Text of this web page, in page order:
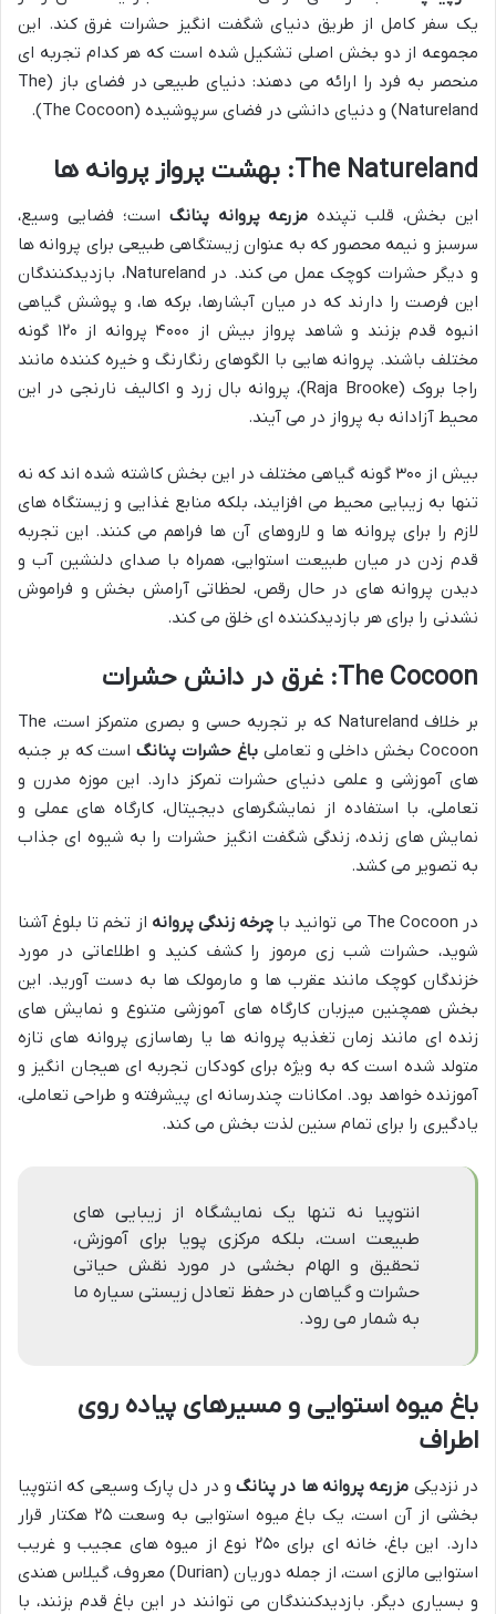
یک سفر کامل از طریق دنیای شگفت انگیز حشرات غرق کند. این
مجموعه از دو بخش اصلی تشکیل شده است که هر کدام تجربه ای
منحصر به فرد را ارائه می دهند: دنیای طبیعی در فضای باز (The
Natureland) و دنیای دانشی در فضای سرپوشیده (The Cocoon).
The Natureland: بهشت پرواز پروانه ها
این بخش، قلب تپنده مزرعه پروانه پنانگ است؛ فضایی وسیع،
سرسبز و نیمه محصور که به عنوان زیستگاهی طبیعی برای پروانه ها
و دیگر حشرات کوچک عمل می کند. در Natureland، بازدیدکنندگان
این فرصت را دارند که در میان آبشارها، برکه ها، و پوشش گیاهی
انبوه قدم بزنند و شاهد پرواز بیش از ۴۰۰۰ پروانه از ۱۲۰ گونه
مختلف باشند. پروانه هایی با الگوهای رنگارنگ و خیره کننده مانند
راجا بروک (Raja Brooke)، پروانه بال زرد و اکالیف نارنجی در این
محیط آزادانه به پرواز در می آیند.
بیش از ۳۰۰ گونه گیاهی مختلف در این بخش کاشته شده اند که نه
تنها به زیبایی محیط می افزایند، بلکه منابع غذایی و زیستگاه های
لازم را برای پروانه ها و لاروهای آن ها فراهم می کنند. این تجربه
قدم زدن در میان طبیعت استوایی، همراه با صدای دلنشین آب و
دیدن پروانه های در حال رقص، لحظاتی آرامش بخش و فراموش
نشدنی را برای هر بازدیدکننده ای خلق می کند.
The Cocoon: غرق در دانش حشرات
بر خلاف Natureland که بر تجربه حسی و بصری متمرکز است، The
Cocoon بخش داخلی و تعاملی
باغ حشرات پنانگاست که بر جنبه
های آموزشی و علمی دنیای حشرات تمرکز دارد. این موزه مدرن و
تعاملی، با استفاده از نمایشگرهای دیجیتال، کارگاه های عملی و
نمایش های زنده، زندگی شگفت انگیز حشرات را به شیوه ای جذاب
به تصویر می کشد.
در The Cocoon می توانید با چرخه زندگی پروانه از تخم تا بلوغ آشنا
شوید، حشرات شب زی مرموز را کشف کنید و اطلاعاتی در مورد
خزندگان کوچک مانند عقرب ها و مارمولک ها به دست آورید. این
بخش همچنین میزبان کارگاه های آموزشی متنوع و نمایش های
زنده ای مانند زمان تغذیه پروانه ها یا رهاسازی پروانه های تازه
متولد شده است که به ویژه برای کودکان تجربه ای هیجان انگیز و
آموزنده خواهد بود. امکانات چندرسانه ای پیشرفته و طراحی تعاملی،
یادگیری را برای تمام سنین لذت بخش می کند.
انتوپیا نه تنها یک نمایشگاه از زیبایی های
طبیعت است، بلکه مرکزی پویا برای آموزش،
تحقیق و الهام بخشی در مورد نقش حیاتی
حشرات و گیاهان در حفظ تعادل زیستی سیاره ما
به شمار می رود.
باغ میوه استوایی و مسیرهای پیاده روی
اطراف
در نزدیکی مزرعه پروانه ها در پنانگو در دل پارک وسیعی که انتوپیا
بخشی از آن است، یک باغ میوه استوایی به وسعت ۲۵ هکتار قرار
دارد. این باغ، خانه ای برای ۲۵۰ نوع از میوه های عجیب و غریب
استوایی مالزی است، از جمله دوریان (Durian) معروف، گیلاس هندی
و بسیاری دیگر. بازدیدکنندگان می توانند در این باغ قدم بزنند، با